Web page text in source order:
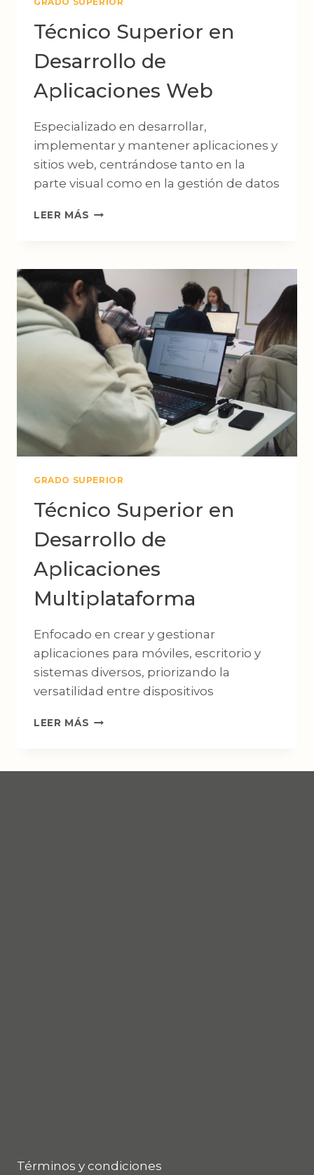
Técnico Superior en
Desarrollo de
Aplicaciones Web
Especializado en desarrollar,
implementar y mantener aplicaciones y
sitios web, centrándose tanto en la
parte visual como en la gestión de datos
LEER MÁS TÉCNICO
DE
APLICACIONES
WEB
GRADO SUPERIOR
Técnico Superior en
Desarrollo de
Aplicaciones
Multiplataforma
Enfocado en crear y gestionar
aplicaciones para móviles, escritorio y
sistemas diversos, priorizando la
versatilidad entre dispositivos
LEER MÁS TÉCNICO
Términos y condiciones